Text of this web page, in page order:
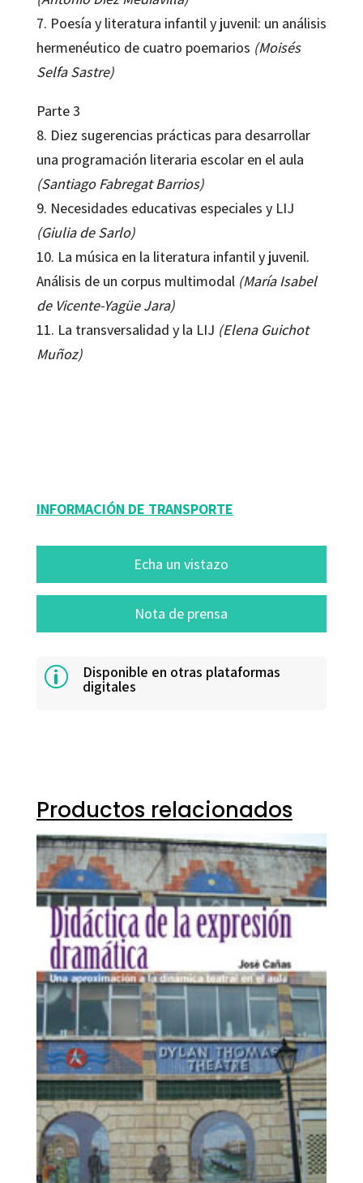
7. Poesía y literatura infantil y juvenil: un análisis
hermenéutico de cuatro poemarios (Moisés
Selfa Sastre)
Parte 3
8. Diez sugerencias prácticas para desarrollar
una programación literaria escolar en el aula
(Santiago Fabregat Barrios)
9. Necesidades educativas especiales y LIJ
(Giulia de Sarlo)
10. La música en la literatura infantil y juvenil.
Análisis de un corpus multimodal (María Isabel
de Vicente-Yagüe Jara)
11. La transversalidad y la LIJ (Elena Guichot
Muñoz)
INFORMACIÓN DE TRANSPORTE
Echa un vistazo
Nota de prensa
p Disponible en otras plataformas
digitales
Productos relacionados